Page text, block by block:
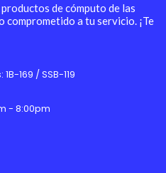
de cómputo de las
comprometido a tu servicio. ¡Te
169 / SSB-119
- 8:00pm